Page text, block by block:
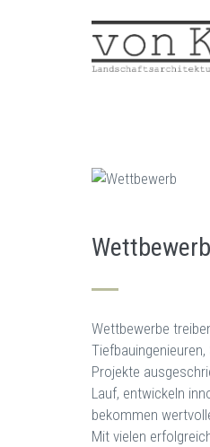
Wettbewerbe
Projekte
Lauf, entwickeln
bekommen
Mit vielen